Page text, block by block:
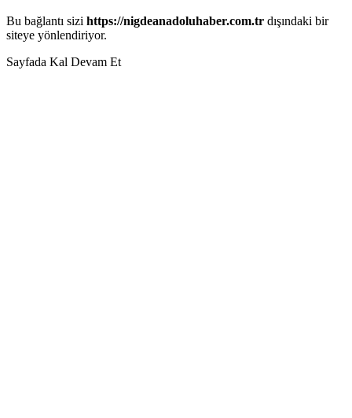
Bu bağlantı sizi https://nigdeanadoluhaber.com.tr dışındaki bir
siteye yönlendiriyor.
Sayfada Kal Devam Et